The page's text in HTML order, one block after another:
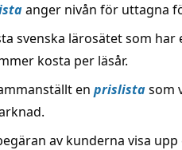
anger nivån för uttagna
svenska lärosätet som har
kosta per läsår.
en prislistasom
av kunderna visa upp